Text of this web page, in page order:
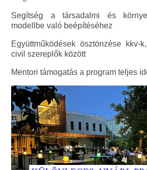
Segítség a társadalmi és
modellbe való beépítéséhez
Együttműködések ösztönzése kkv-
civil szereplők között
Mentori támogatás a program teljes